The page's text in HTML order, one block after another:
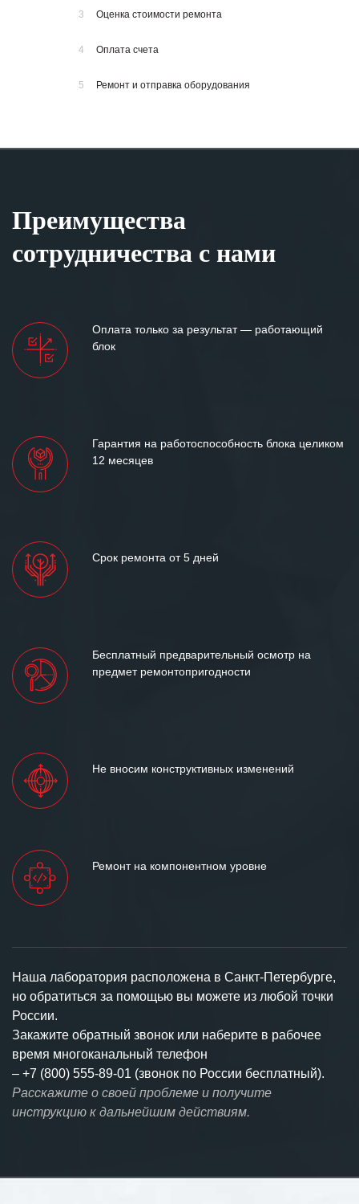
3 Оценка стоимости ремонта
4 Оплата счета
5 Ремонт и отправка оборудования
Преимущества
сотрудничества с нами
Оплата только за результат — работающий
блок
Гарантия на работоспособность блока целиком
12 месяцев
Срок ремонта от 5 дней
Бесплатный предварительный осмотр на
предмет ремонтопригодности
Не вносим конструктивных изменений
Ремонт на компонентном уровне
Наша лаборатория расположена в Санкт-Петербурге,
но обратиться за помощью вы можете из любой точки
России.
Закажите обратный звонок или наберите в рабочее
время многоканальный телефон
– +7 (800) 555-89-01 (звонок по России бесплатный).
Расскажите о своей проблеме и получите
инструкцию к дальнейшим действиям.